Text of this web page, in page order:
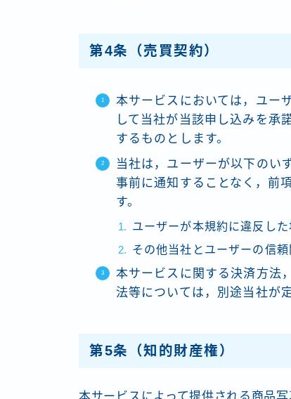
第4条（売買契約）
本サービスにおいては，ユー
して当社が当該申し込みを承
するものとします。
当社は，ユーザーが以下のい
事前に通知することなく，前
す。
ユーザーが本規約に違反した
その他当社とユーザーの信
本サービスに関する決済方法
法等については，別途当社が
第5条（知的財産権）